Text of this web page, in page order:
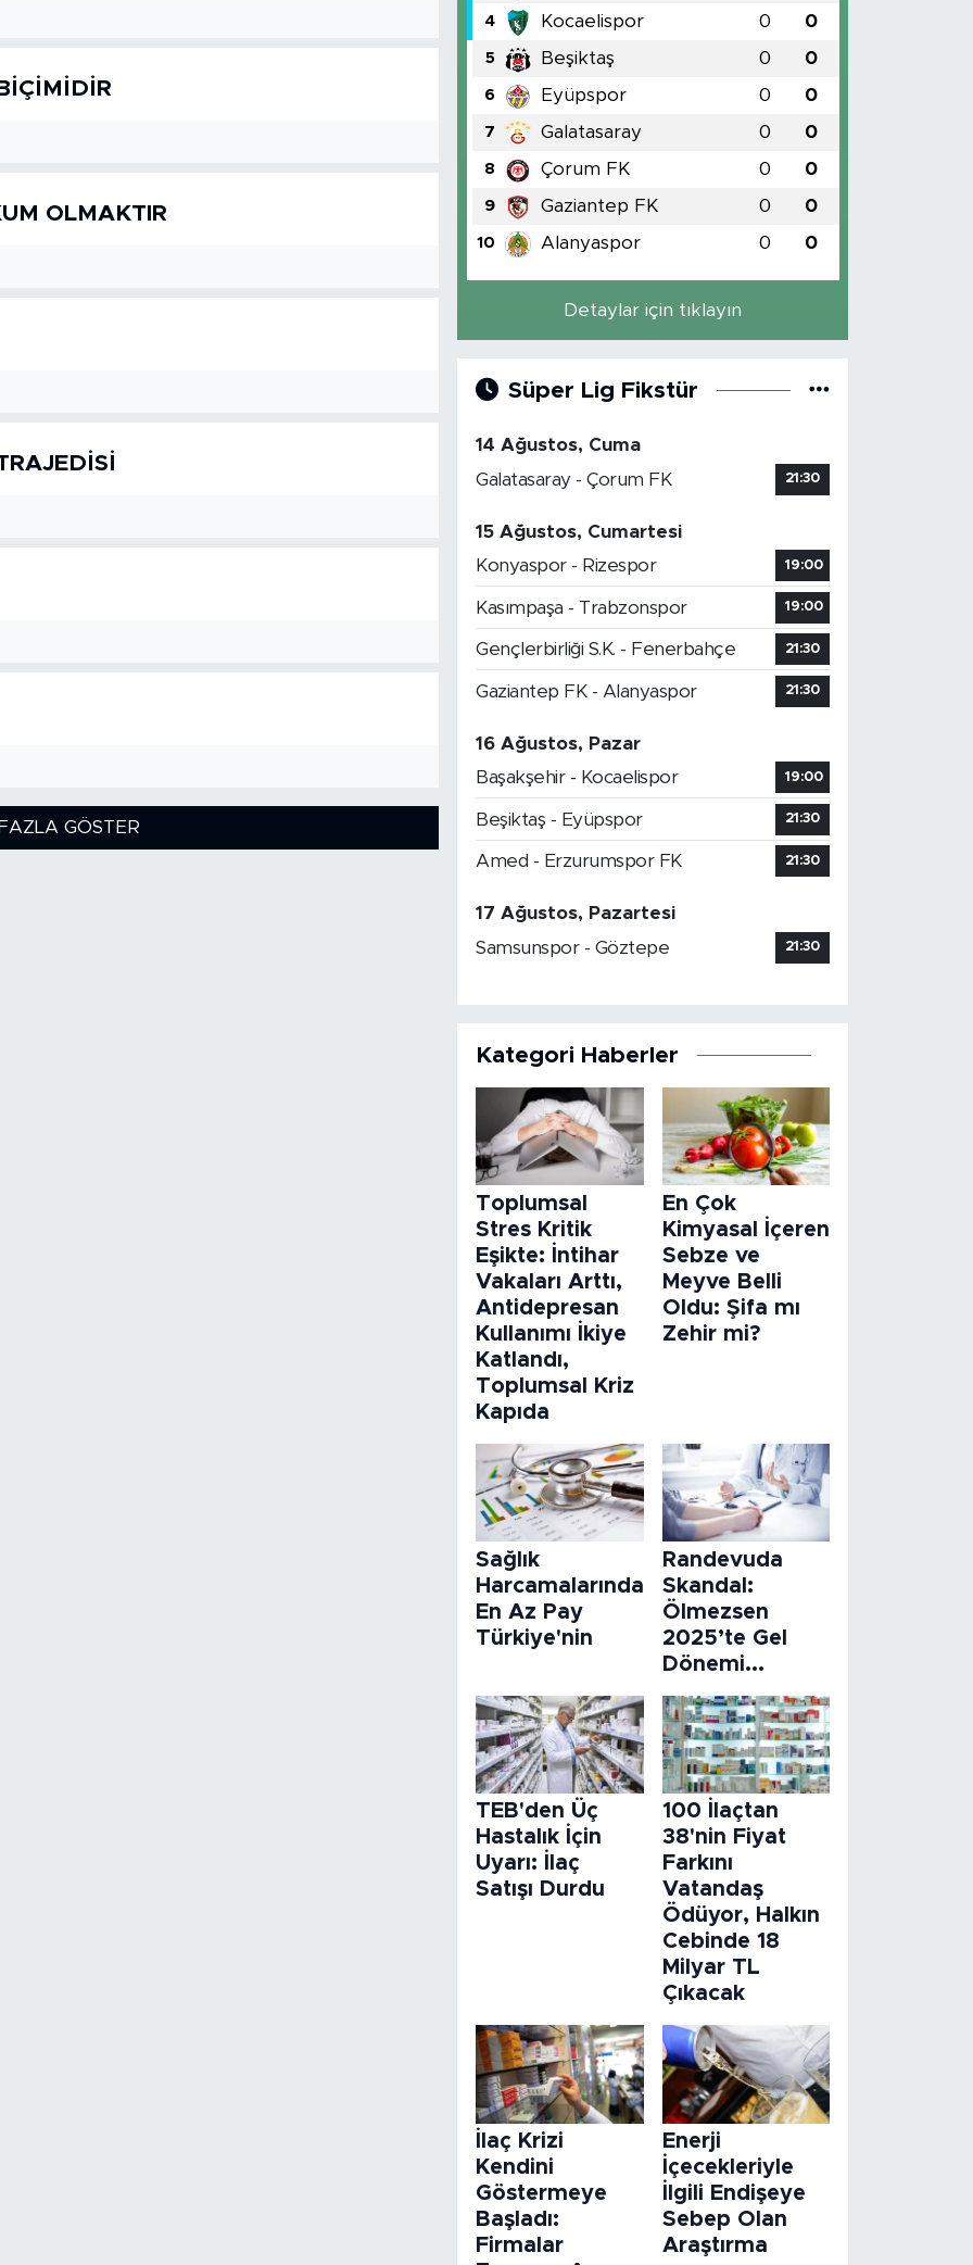
OLMAKTIR
GÖSTER
4 Kocaelispor 0 0
5 Beşiktaş 0 0
6 Eyüpspor 0 0
7 Galatasaray 0 0
8 Çorum FK 0 0
9 Gaziantep FK 0 0
10 Alanyaspor 0 0
Detaylar için tıklayın
Süper Lig Fikstür
14 Ağustos, Cuma
Galatasaray - Çorum FK
21:30
15 Ağustos, Cumartesi
Konyaspor - Rizespor
19:00
Kasımpaşa - Trabzonspor 19:00
Gençlerbirliği S.K. - Fenerbahçe 21:30
Gaziantep FK - Alanyaspor 21:30
16 Ağustos, Pazar
Başakşehir - Kocaelispor
19:00
Beşiktaş - Eyüpspor 21:30
Amed - Erzurumspor FK 21:30
17 Ağustos, Pazartesi
Samsunspor - Göztepe
21:30
Kategori Haberler
Toplumsal
Stres Kritik
Eşikte: İntihar
Vakaları Arttı,
Antidepresan
Kullanımı İkiye
Katlandı,
Toplumsal Kriz
Kapıda
En Çok
Kimyasal İçeren
Sebze ve
Meyve Belli
Oldu: Şifa mı
Zehir mi?
Sağlık
Harcamalarında
En Az Pay
Türkiye'nin
Randevuda
Skandal:
Ölmezsen
2025’te Gel
Dönemi...
TEB'den Üç
Hastalık İçin
Uyarı: İlaç
Satışı Durdu
100 İlaçtan
38'nin Fiyat
Farkını
Vatandaş
Ödüyor, Halkın
Cebinde 18
Milyar TL
Çıkacak
İlaç Krizi
Kendini
Göstermeye
Başladı:
Firmalar
Enerji
İçecekleriyle
İlgili Endişeye
Sebep Olan
Araştırma